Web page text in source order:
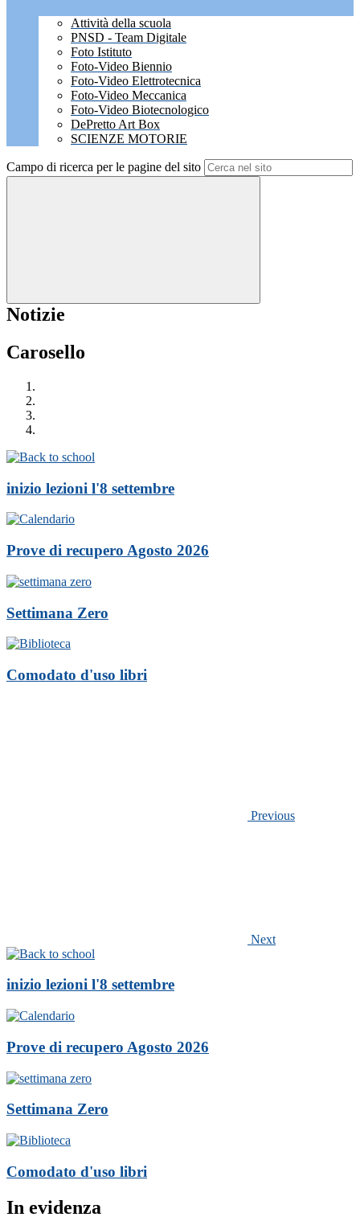
Attività della scuola
PNSD - Team Digitale
Foto Istituto
Foto-Video Biennio
Foto-Video Elettrotecnica
Foto-Video Meccanica
Foto-Video Biotecnologico
DePretto Art Box
SCIENZE MOTORIE
Campo di ricerca per le pagine del sito
Notizie
Carosello
inizio lezioni l'8 settembre
Prove di recupero Agosto 2026
Settimana Zero
Comodato d'uso libri
Previous
Next
inizio lezioni l'8 settembre
Prove di recupero Agosto 2026
Settimana Zero
Comodato d'uso libri
In evidenza